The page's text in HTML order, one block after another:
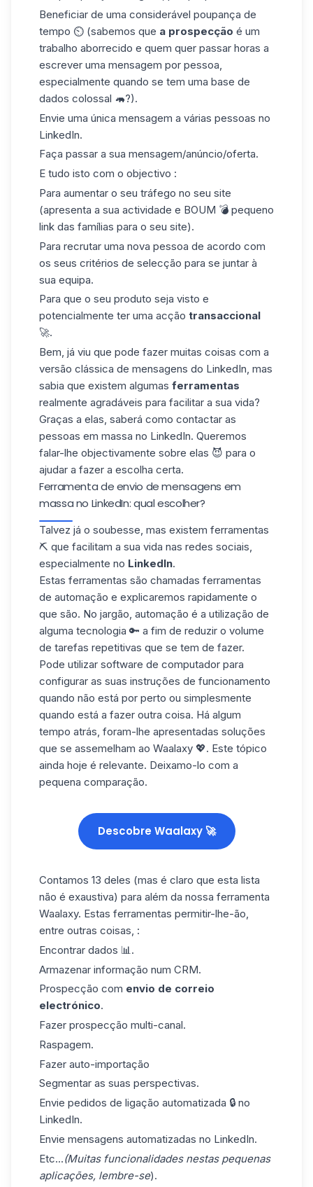
Beneficiar de uma considerável poupança de
tempo ⏲️ (sabemos que a prospecção é um
trabalho aborrecido e quem quer passar horas a
escrever uma mensagem por pessoa,
especialmente quando se tem uma base de
dados colossal 🦛?).
Envie uma única mensagem a várias pessoas no
LinkedIn.
Faça passar a sua mensagem/anúncio/oferta.
E tudo isto com o objectivo :
Para aumentar o seu tráfego no seu site
(apresenta a sua actividade e BOUM 💣 pequeno
link das famílias para o seu site).
Para recrutar uma nova pessoa de acordo com
os seus critérios de selecção para se juntar à
sua equipa.
Para que o seu produto seja visto e
potencialmente ter uma acção transaccional
🚀.
Bem, já viu que pode fazer muitas coisas com a
versão clássica de mensagens do LinkedIn, mas
sabia que existem algumas ferramentas
realmente agradáveis para facilitar a sua vida?
Graças a elas, saberá como contactar as
pessoas em massa no LinkedIn. Queremos
falar-lhe objectivamente sobre elas 😈 para o
ajudar a fazer a escolha certa.
Ferramenta de envio de mensagens em
massa no LinkedIn: qual escolher?
Talvez já o soubesse, mas existem ferramentas
⛏️ que facilitam a sua vida nas redes sociais,
especialmente no LinkedIn.
Estas ferramentas são chamadas ferramentas
de automação e explicaremos rapidamente o
que são. No jargão, automação é a utilização de
alguma tecnologia 🔑 a fim de reduzir o volume
de tarefas repetitivas que se tem de fazer.
Pode utilizar software de computador para
configurar as suas instruções de funcionamento
quando não está por perto ou simplesmente
quando está a fazer outra coisa. Há algum
tempo atrás, foram-lhe apresentadas soluções
que se assemelham ao Waalaxy 💖. Este tópico
ainda hoje é relevante. Deixamo-lo com a
pequena comparação.
Descobre Waalaxy 🚀
Contamos 13 deles (mas é claro que esta lista
não é exaustiva) para além da nossa ferramenta
Waalaxy. Estas ferramentas permitir-lhe-ão,
entre outras coisas, :
Encontrar dados 📊.
Armazenar informação num CRM.
Prospecção com envio de correio
electrónico.
Fazer prospecção multi-canal.
Raspagem.
Fazer auto-importação
Segmentar as suas perspectivas.
Envie pedidos de ligação automatizada 🔒 no
LinkedIn.
Envie mensagens automatizadas no LinkedIn.
Etc...(Muitas funcionalidades nestas pequenas
aplicações, lembre-se).